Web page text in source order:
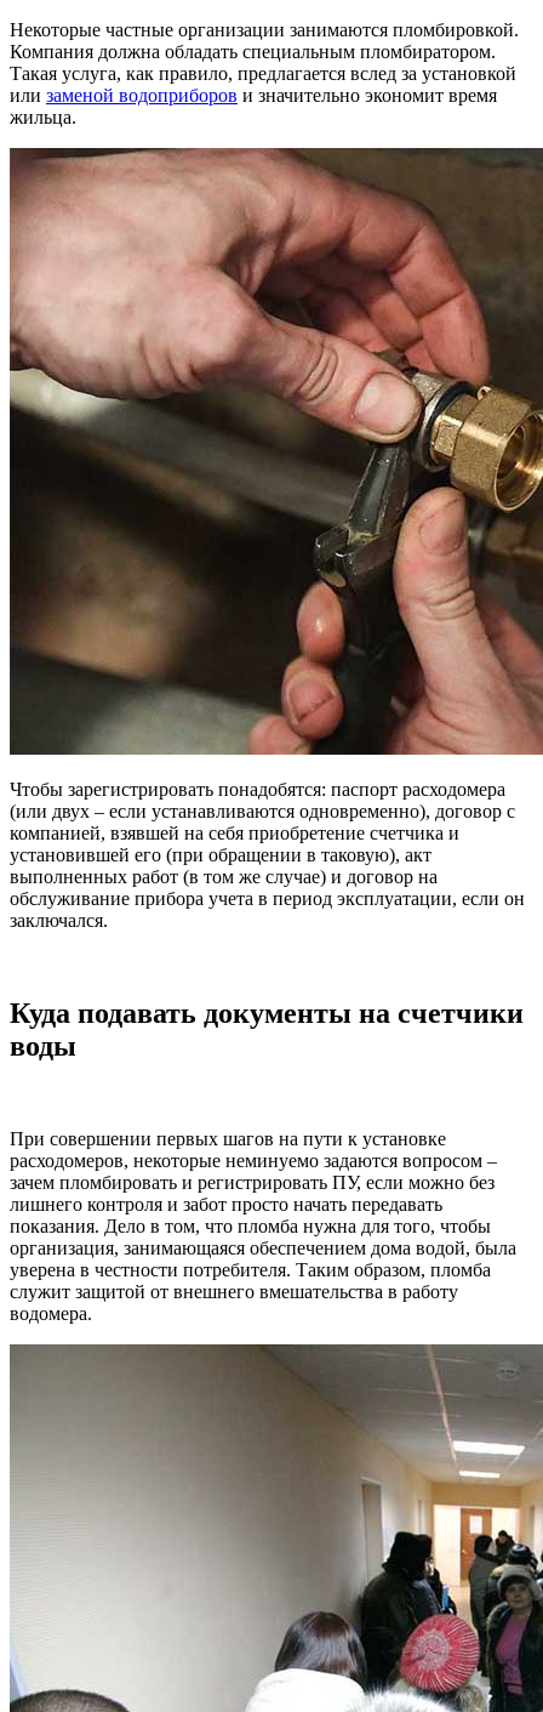
Некоторые частные организации занимаются пломбировкой.
Компания должна обладать специальным пломбиратором.
Такая услуга, как правило, предлагается вслед за установкой
или заменой водоприборов и значительно экономит время
жильца.
Чтобы зарегистрировать понадобятся: паспорт расходомера
(или двух – если устанавливаются одновременно), договор с
компанией, взявшей на себя приобретение счетчика и
установившей его (при обращении в таковую), акт
выполненных работ (в том же случае) и договор на
обслуживание прибора учета в период эксплуатации, если он
заключался.
Куда подавать документы на счетчики
воды
При совершении первых шагов на пути к установке
расходомеров, некоторые неминуемо задаются вопросом –
зачем пломбировать и регистрировать ПУ, если можно без
лишнего контроля и забот просто начать передавать
показания. Дело в том, что пломба нужна для того, чтобы
организация, занимающаяся обеспечением дома водой, была
уверена в честности потребителя. Таким образом, пломба
служит защитой от внешнего вмешательства в работу
водомера.